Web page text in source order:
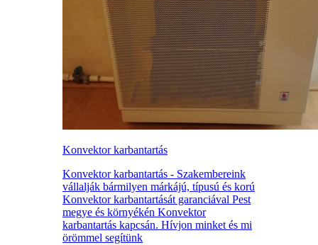
Konvektor karbantartás
Konvektor karbantartás - Szakembereink
vállalják bármilyen márkájú, típusú és korú
Konvektor karbantartását garanciával Pest
megye és környékén Konvektor
karbantartás kapcsán. Hívjon minket és mi
örömmel segítünk